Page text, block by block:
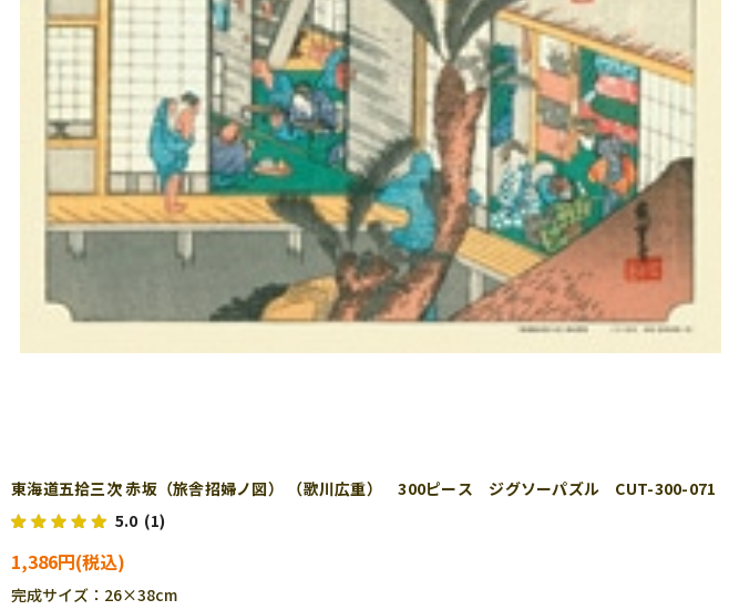
東海道五拾三次 赤坂（旅舎招婦ノ図） （歌川広重） 300ピース ジグソーパズル CUT-300-071
5.0 (1)
1,386円
完成サイズ：26×38cm